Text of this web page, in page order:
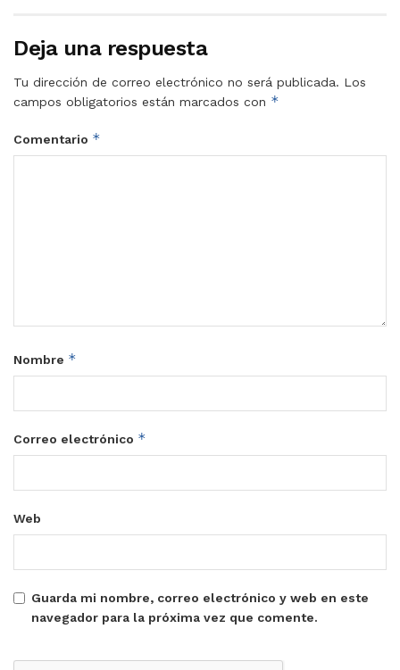
Deja una respuesta
Tu dirección de correo electrónico no será publicada. Los
campos obligatorios están marcados con *
Comentario *
Nombre *
Correo electrónico *
Web
Guarda mi nombre, correo electrónico y web en este
navegador para la próxima vez que comente.